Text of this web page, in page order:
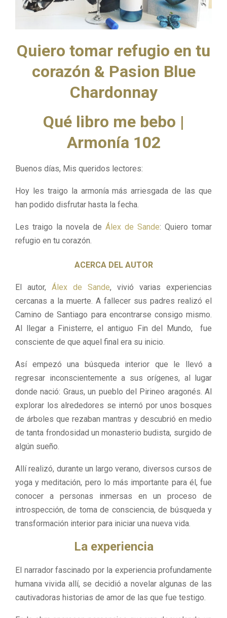
Quiero tomar refugio en tu
corazón & Pasion Blue
Chardonnay
Qué libro me bebo |
Armonía 102
Buenos días, Mis queridos lectores:
Hoy les traigo la armonía más arriesgada de las que
han podido disfrutar hasta la fecha.
Les traigo la novela de Álex de Sande: Quiero tomar
refugio en tu corazón.
ACERCA DEL AUTOR
El autor, Álex de Sande, vivió varias experiencias
cercanas a la muerte. A fallecer sus padres realizó el
Camino de Santiago para encontrarse consigo mismo.
Al llegar a Finisterre, el antiguo Fin del Mundo, fue
consciente de que aquel final era su inicio.
Así empezó una búsqueda interior que le llevó a
regresar inconscientemente a sus orígenes, al lugar
donde nació: Graus, un pueblo del Pirineo aragonés. Al
explorar los alrededores se internó por unos bosques
de árboles que rezaban mantras y descubrió en medio
de tanta frondosidad un monasterio budista, surgido de
algún sueño.
Allí realizó, durante un largo verano, diversos cursos de
yoga y meditación, pero lo más importante para él, fue
conocer a personas inmersas en un proceso de
introspección, de toma de consciencia, de búsqueda y
transformación interior para iniciar una nueva vida.
La experiencia
El narrador fascinado por la experiencia profundamente
humana vivida allí, se decidió a novelar algunas de las
cautivadoras historias de amor de las que fue testigo.